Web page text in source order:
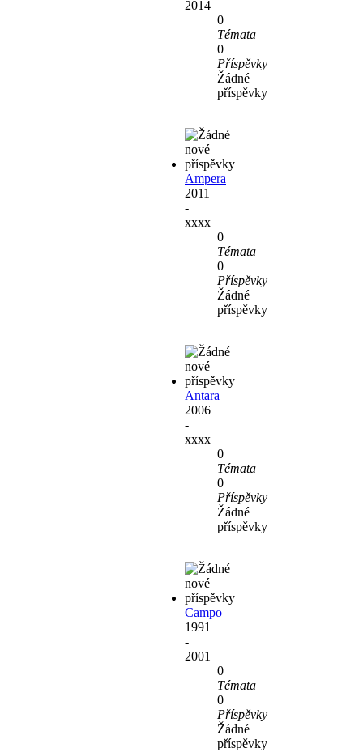
2014
0
Témata
0
Příspěvky
Žádné
příspěvky
Ampera
2011
-
xxxx
0
Témata
0
Příspěvky
Žádné
příspěvky
Antara
2006
-
xxxx
0
Témata
0
Příspěvky
Žádné
příspěvky
Campo
1991
-
2001
0
Témata
0
Příspěvky
Žádné
příspěvky